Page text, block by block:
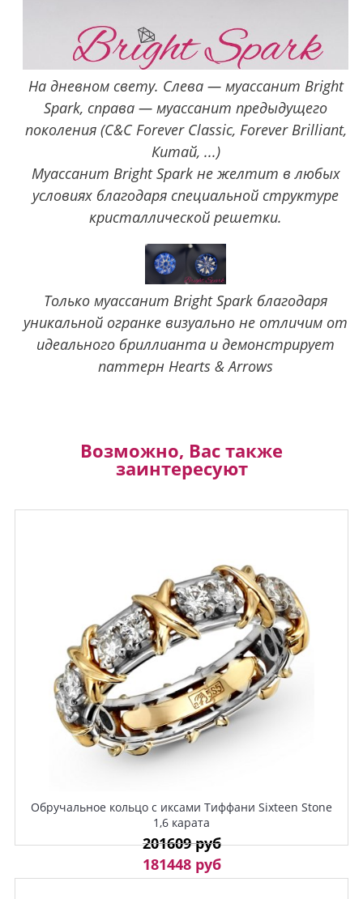
На дневном свету. Слева — муассанит Bright
Spark, справа — муассанит предыдущего
поколения (C&C Forever Classic, Forever Brilliant,
Китай, ...)
Муассанит Bright Spark не желтит в любых
условиях благодаря специальной структуре
кристаллической решетки.
Только муассанит Bright Spark благодаря
уникальной огранке визуально не отличим от
идеального бриллианта и демонстрирует
паттерн Hearts & Arrows
Возможно, Вас также
заинтересуют
Обручальное кольцо с иксами Тиффани Sixteen Stone
1,6 карата
201609 руб
181448 руб